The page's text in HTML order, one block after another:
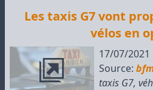
Les taxis G7 vont
vélos en
17/07/2021
Source:
taxis G7,